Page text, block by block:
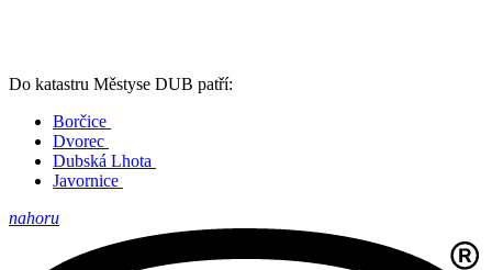
Do katastru Městyse DUB patří:
Borčice
Dvorec
Dubská Lhota
Javornice
nahoru